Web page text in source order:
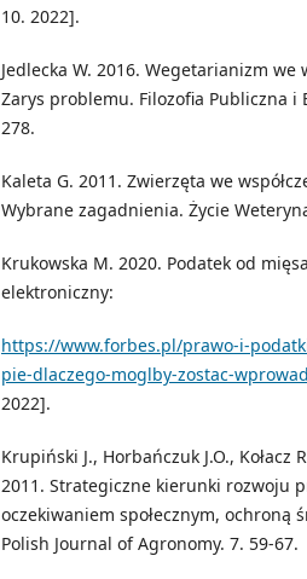
10. 2022].
Jedlecka W. 2016. Wegetarianizm
Zarys problemu. Filozofia Publiczna i
278.
Kaleta G. 2011. Zwierzęta we
Wybrane zagadnienia. Życie
Krukowska M. 2020. Podatek od
elektroniczny:
https://www.forbes.pl/prawo-i-
pie-dlaczego-moglby-zostac-
2022].
Krupiński J., Horbańczuk J.O., Kołacz
2011. Strategiczne kierunki rozwoju
oczekiwaniem społecznym, ochroną
Polish Journal of Agronomy. 7. 59-67.